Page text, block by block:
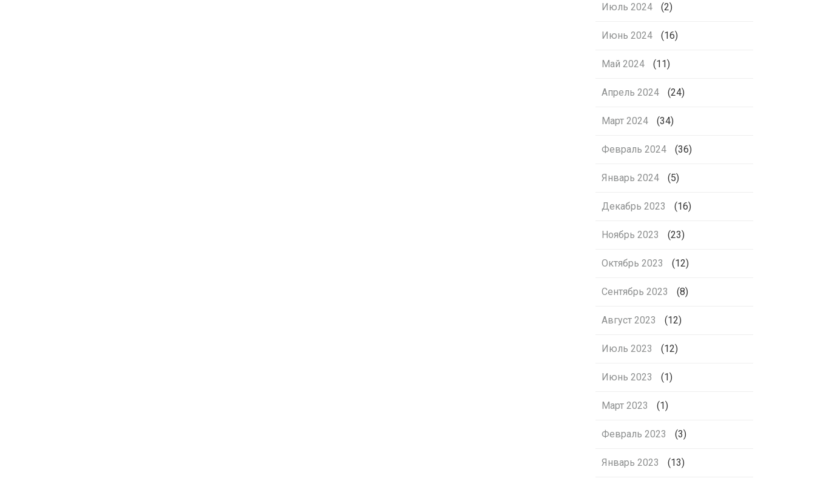
Июль 2024 (2)
Июнь 2024 (16)
Май 2024 (11)
Апрель 2024 (24)
Март 2024 (34)
Февраль 2024 (36)
Январь 2024 (5)
Декабрь 2023 (16)
Ноябрь 2023 (23)
Октябрь 2023 (12)
Сентябрь 2023 (8)
Август 2023 (12)
Июль 2023 (12)
Июнь 2023 (1)
Март 2023 (1)
Февраль 2023 (3)
Январь 2023 (13)